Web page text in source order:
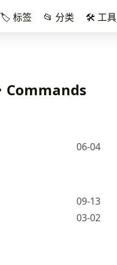
🏷️ 标签 📂 分类 🛠️ 工具
Commands
06-04
09-13
03-02